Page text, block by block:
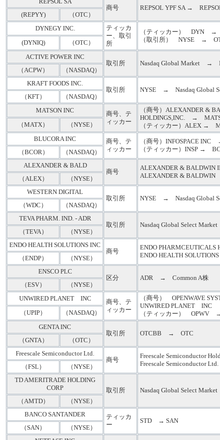
REPSOL SA
商号
REPSOL YPF SA →
(REPYY)
（OTC）
DYNEGY INC.
ティッカ
ー、取引
所
（ティッカー） DYN →
（取引所） NYSE →
(DYNIQ) （OTC）
ACTIVE POWER INC
取引所
Nasdaq Global Market →
（ACPW）
（NASDAQ）
KRAFT FOODS INC.
取引所
NYSE → Nasdaq Global
（KFT）
（NASDAQ）
MATSON INC
商号、テ
ィッカー
（商号）ALEXANDER &
HOLDINGS,INC. →
（ティッカー）ALEX →
（MATX） （NYSE）
BLUCORA INC
商号、テ
ィッカー
（商号）INFOSPACE
（ティッカー）INSP →
（BCOR）
（NASDAQ）
ALEXANDER & BALD
商号
ALEXANDER &
ALEXANDER & BALDWIN
（ALEX）
（NYSE）
WESTERN DIGITAL
取引所
NYSE → Nasdaq Global
（WDC）
（NASDAQ）
TEVA PHARM. IND. - ADR
取引所
Nasdaq Global Select
（TEVA）
（NYSE）
ENDO HEALTH SOLUTIONS INC
商号
ENDO
ENDO HEALTH
（ENDP）
（NYSE）
ENSCO PLC
区分
ADR → Common A株
（ESV）
（NYSE）
UNWIRED PLANET INC
商号、テ
ィッカー
（商号） OPENWAVE
UNWIRED PLANET INC
（ティッカー） OPWV
（UPIP） （NASDAQ）
GENTA INC
取引所
OTCBB → OTC
（GNTA）
（OTC）
Freescale Semiconductor Ltd.
商号
Freescale
Freescale Semiconductor Ltd.
（FSL）
（NYSE）
TD AMERITRADE HOLDING
CORP
取引所
Nasdaq Global Select
（AMTD）
（NYSE）
BANCO SANTANDER
ティッカ
ー
STD → SAN
（SAN）
（NYSE）